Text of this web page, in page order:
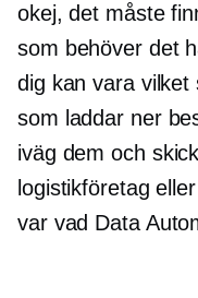
okej, det måste
som behöver det
dig kan vara vilket
som laddar ner
iväg dem och
logistikföretag
var vad Data